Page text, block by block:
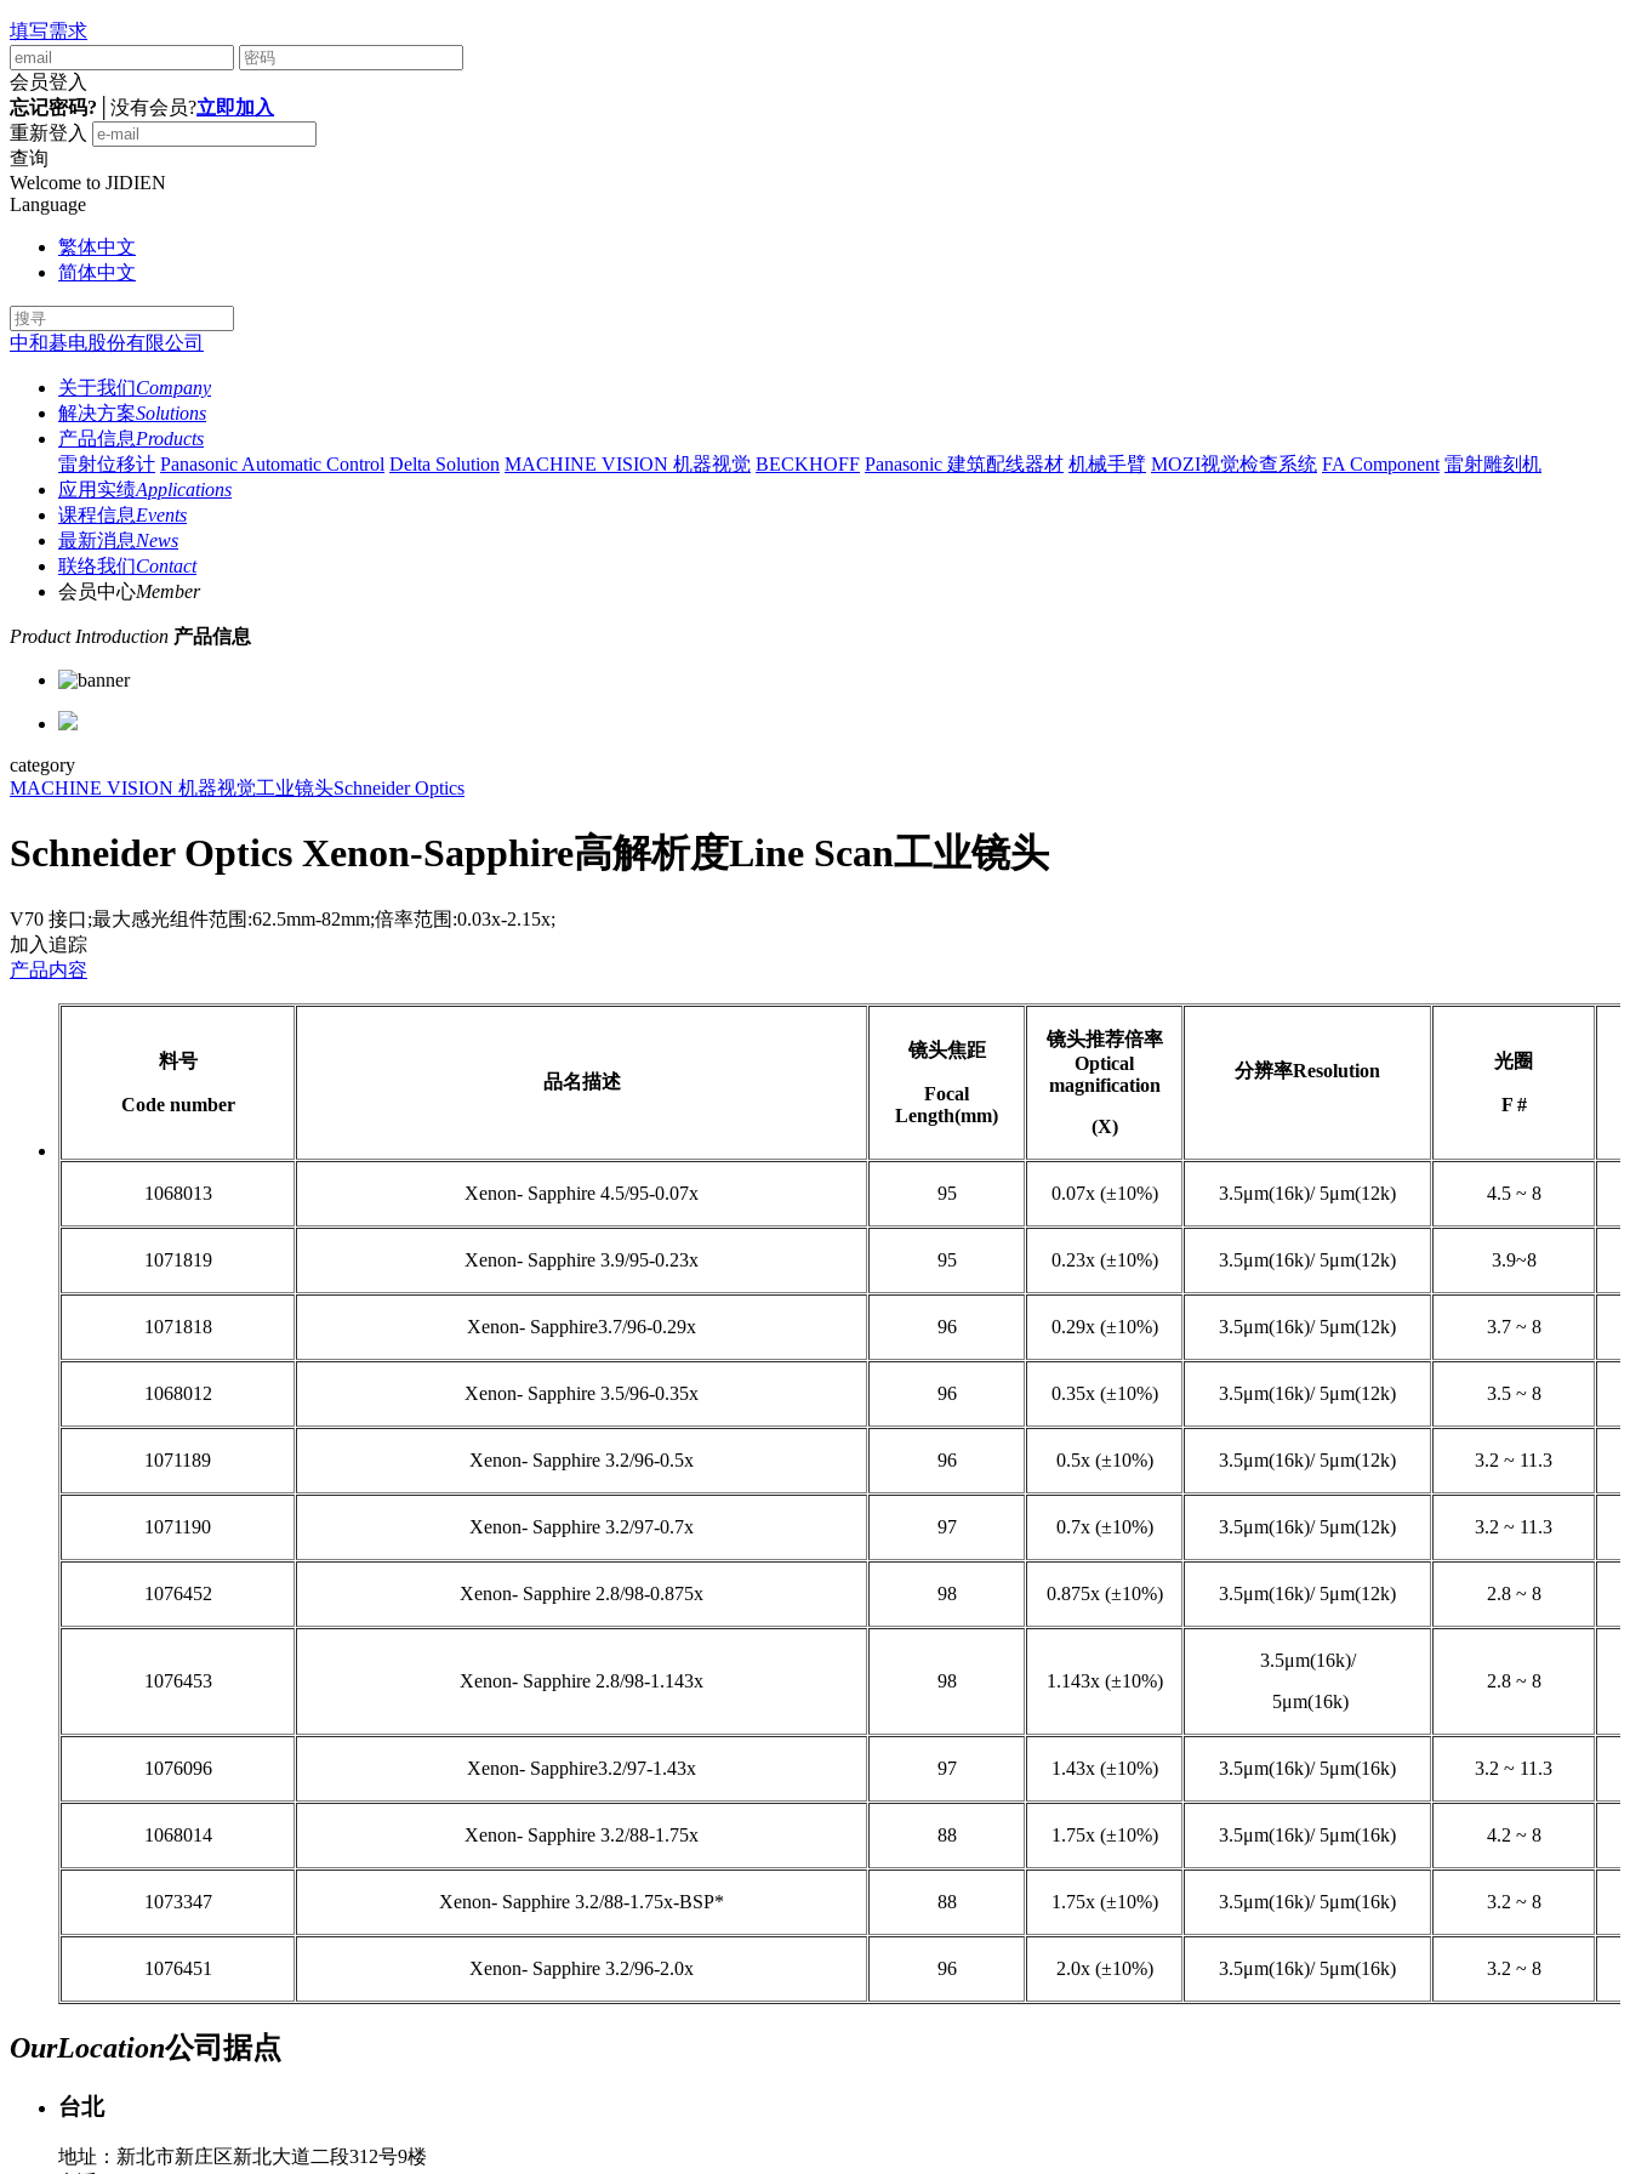
填写需求
会员登入
忘记密码?
没有会员?立即加入
重新登入
查询
Welcome to JIDIEN
Language
繁体中文
简体中文
中和碁电股份有限公司
关于我们Company
解决方案Solutions
产品信息Products
雷射位移计 Panasonic Automatic Control Delta Solution MACHINE VISION 机器视觉 BECKHOFF Panasonic 建筑配线器材 机械手臂 MOZI视觉检查系统 FA Component 雷射雕刻机
应用实绩Applications
课程信息Events
最新消息News
联络我们Contact
会员中心Member
Product Introduction 产品信息
category
MACHINE VISION 机器视觉工业镜头Schneider Optics
Schneider Optics Xenon-Sapphire高解析度Line Scan工业镜头
V70 接口;最大感光组件范围:62.5mm-82mm;倍率范围:0.03x-2.15x;
加入追踪
产品内容
料号
Code number
品名描述
镜头焦距
Focal
Length(mm)
镜头推荐倍率
Optical
magnification
(X)
分辨率Resolution 光圈
F #
1068013 Xenon- Sapphire 4.5/95-0.07x 95 0.07x (±10%) 3.5μm(16k)/ 5μm(12k) 4.5 ~ 8
1071819 Xenon- Sapphire 3.9/95-0.23x 95 0.23x (±10%) 3.5μm(16k)/ 5μm(12k) 3.9~8
1071818 Xenon- Sapphire3.7/96-0.29x 96 0.29x (±10%) 3.5μm(16k)/ 5μm(12k) 3.7 ~ 8
1068012 Xenon- Sapphire 3.5/96-0.35x 96 0.35x (±10%) 3.5μm(16k)/ 5μm(12k) 3.5 ~ 8
1071189 Xenon- Sapphire 3.2/96-0.5x 96 0.5x (±10%) 3.5μm(16k)/ 5μm(12k) 3.2 ~ 11.3
1071190 Xenon- Sapphire 3.2/97-0.7x 97 0.7x (±10%) 3.5μm(16k)/ 5μm(12k) 3.2 ~ 11.3
1076452 Xenon- Sapphire 2.8/98-0.875x 98 0.875x (±10%) 3.5μm(16k)/ 5μm(12k) 2.8 ~ 8
1076453 Xenon- Sapphire 2.8/98-1.143x 98 1.143x (±10%)
3.5μm(16k)/
5μm(16k)
2.8 ~ 8
1076096 Xenon- Sapphire3.2/97-1.43x 97 1.43x (±10%) 3.5μm(16k)/ 5μm(16k) 3.2 ~ 11.3
1068014 Xenon- Sapphire 3.2/88-1.75x 88 1.75x (±10%) 3.5μm(16k)/ 5μm(16k) 4.2 ~ 8
1073347 Xenon- Sapphire 3.2/88-1.75x-BSP* 88 1.75x (±10%) 3.5μm(16k)/ 5μm(16k) 3.2 ~ 8
1076451 Xenon- Sapphire 3.2/96-2.0x 96 2.0x (±10%) 3.5μm(16k)/ 5μm(16k) 3.2 ~ 8
OurLocation公司据点
台北
地址：新北市新庄区新北大道二段312号9楼